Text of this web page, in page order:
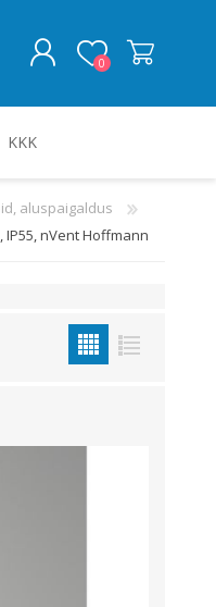
0
KKK
aluspaigaldus
nVent Hoffmann